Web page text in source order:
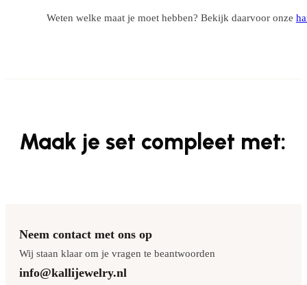
Weten welke maat je moet hebben? Bekijk daarvoor onze
Maak je set compleet met:
Neem contact met ons op
Wij staan klaar om je vragen te beantwoorden
info@kallijewelry.nl